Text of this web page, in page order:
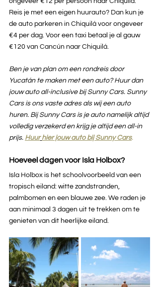
Reis je met een eigen huurauto? Dan kun je
de auto parkeren in Chiquilá voor ongeveer
€4 per dag. Voor een taxi betaal je al gauw
€120 van Cancún naar Chiquilá.
Ben je van plan om een rondreis door
Yucatán te maken met een auto? Huur dan
jouw auto all-inclusive bij Sunny Cars. Sunny
Cars is ons vaste adres als wij een auto
huren. Bij Sunny Cars is je auto namelijk altijd
volledig verzekerd en krijg je altijd een all-in
prijs. Huur hier jouw auto bij Sunny Cars.
Hoeveel dagen voor Isla Holbox?
Isla Holbox is het schoolvoorbeeld van een
tropisch eiland: witte zandstranden,
palmbomen en een blauwe zee. We raden je
aan minimaal 3 dagen uit te trekken om te
genieten van dit heerlijke eiland.